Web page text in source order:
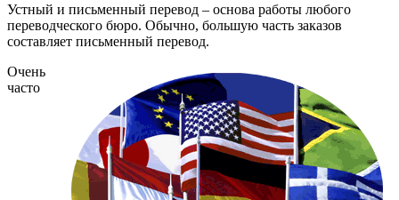
Устный и письменный перевод – основа работы любого
переводческого бюро. Обычно, большую часть заказов
составляет письменный перевод.
Очень
часто